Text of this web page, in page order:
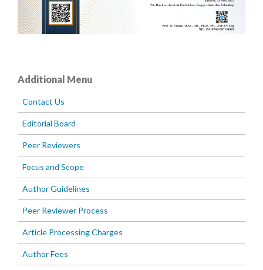
Additional Menu
Contact Us
Editorial Board
Peer Reviewers
Focus and Scope
Author Guidelines
Peer Reviewer Process
Article Processing Charges
Author Fees